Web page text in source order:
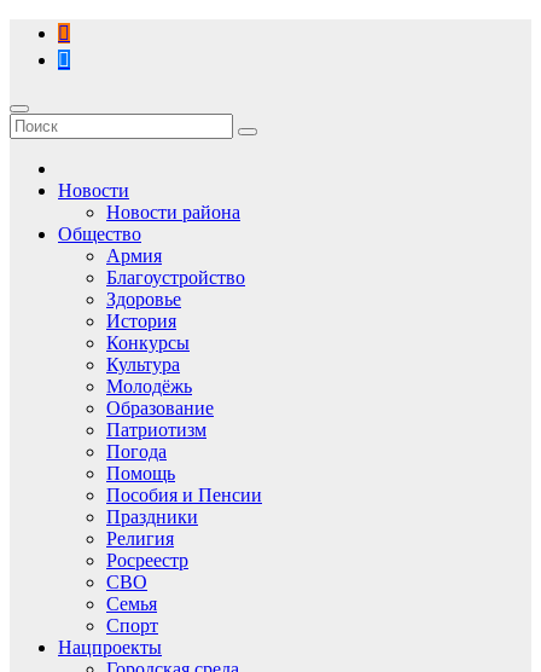
Перейти
содержимому
Новости
Новости района
Общество
Армия
Благоустройство
Здоровье
История
Конкурсы
Культура
Молодёжь
Образование
Патриотизм
Погода
Помощь
Пособия и Пенсии
Праздники
Религия
Росреестр
СВО
Семья
Спорт
Нацпроекты